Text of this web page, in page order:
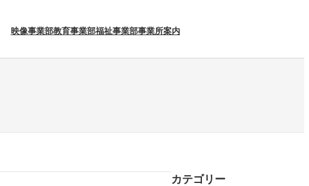
映像事業部教育事業部福祉事業部事業所案内
カテゴリー